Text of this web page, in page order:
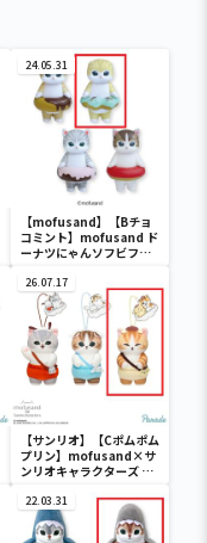
24.05.31
【mofusand】【Bチョ
コミント】mofusand ド
ーナツにゃんソフビフィ
26.07.17
【サンリオ】【Cポムポム
プリン】mofusand×サ
ンリオキャラクターズ カ
22.03.31